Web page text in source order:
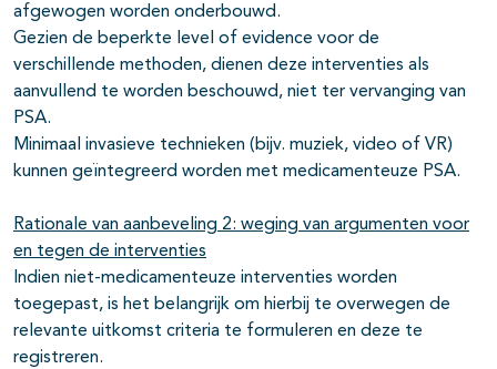
afgewogen worden onderbouwd.
Gezien de beperkte level of evidence voor de
verschillende methoden, dienen deze interventies als
aanvullend te worden beschouwd, niet ter vervanging van
PSA.
Minimaal invasieve technieken (bijv. muziek, video of VR)
kunnen geïntegreerd worden met medicamenteuze PSA.
Rationale van aanbeveling 2: weging van argumenten voor
en tegen de interventies
Indien niet-medicamenteuze interventies worden
toegepast, is het belangrijk om hierbij te overwegen de
relevante uitkomst criteria te formuleren en deze te
registreren.